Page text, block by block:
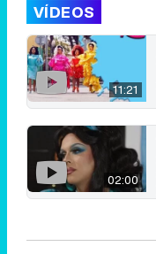
VÍDEOS
11:21
02:00